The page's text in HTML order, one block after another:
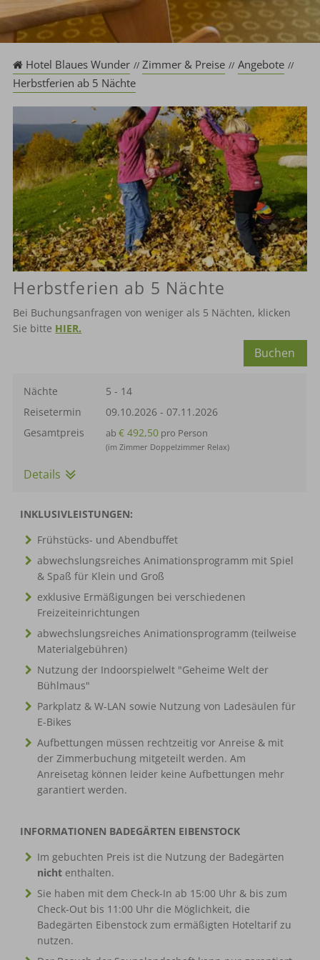
Hotel Blaues Wunder Zimmer & Preise
Angebote
Herbstferien ab 5 Nächte
Herbstferien ab 5 Nächte
Bei Buchungsanfragen von weniger als 5 Nächten, klicken
Sie bitte HIER.
Buchen
Nächte
5 - 14
Reisetermin
09.10.2026 -07.11.2026
Gesamtpreis
ab€ 492,50 pro Person
(im Zimmer Doppelzimmer Relax)
Details
INKLUSIVLEISTUNGEN:
Frühstücks- und Abendbuffet
abwechslungsreiches Animationsprogramm mit Spiel
& Spaß für Klein und Groß
exklusive Ermäßigungen bei verschiedenen
Freizeiteinrichtungen
abwechslungsreiches Animationsprogramm (teilweise
Materialgebühren)
Nutzung der Indoorspielwelt "Geheime Welt der
Bühlmaus"
Parkplatz & W-LAN sowie Nutzung von Ladesäulen für
E-Bikes
Aufbettungen müssen rechtzeitig vor Anreise & mit
der Zimmerbuchung mitgeteilt werden. Am
Anreisetag können leider keine Aufbettungen mehr
garantiert werden.
INFORMATIONEN BADEGÄRTEN EIBENSTOCK
Im gebuchten Preis ist die Nutzung der Badegärten
nicht enthalten.
Sie haben mit dem Check-In ab 15:00 Uhr & bis zum
Check-Out bis 11:00 Uhr die Möglichkeit, die
Badegärten Eibenstock zum ermäßigten Hoteltarif zu
nutzen.